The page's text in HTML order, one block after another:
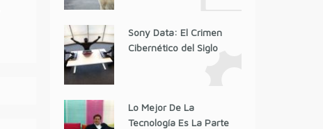
Sony Data: El Crimen
Cibernético del Siglo
Lo Mejor De La
Tecnología Es La Parte